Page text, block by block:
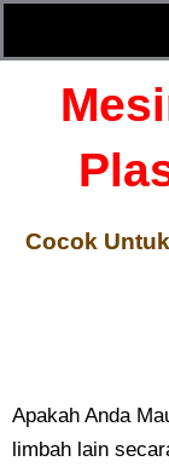
Cocok
Apakah Anda
limbah lain